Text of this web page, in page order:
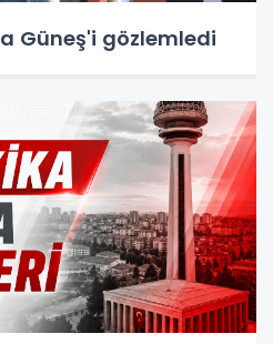
Güneş'i gözlemledi